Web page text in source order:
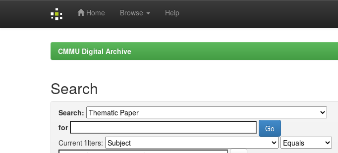
Home Browse Help
CMMU Digital Archive
Search
Search:
for
Current filters: